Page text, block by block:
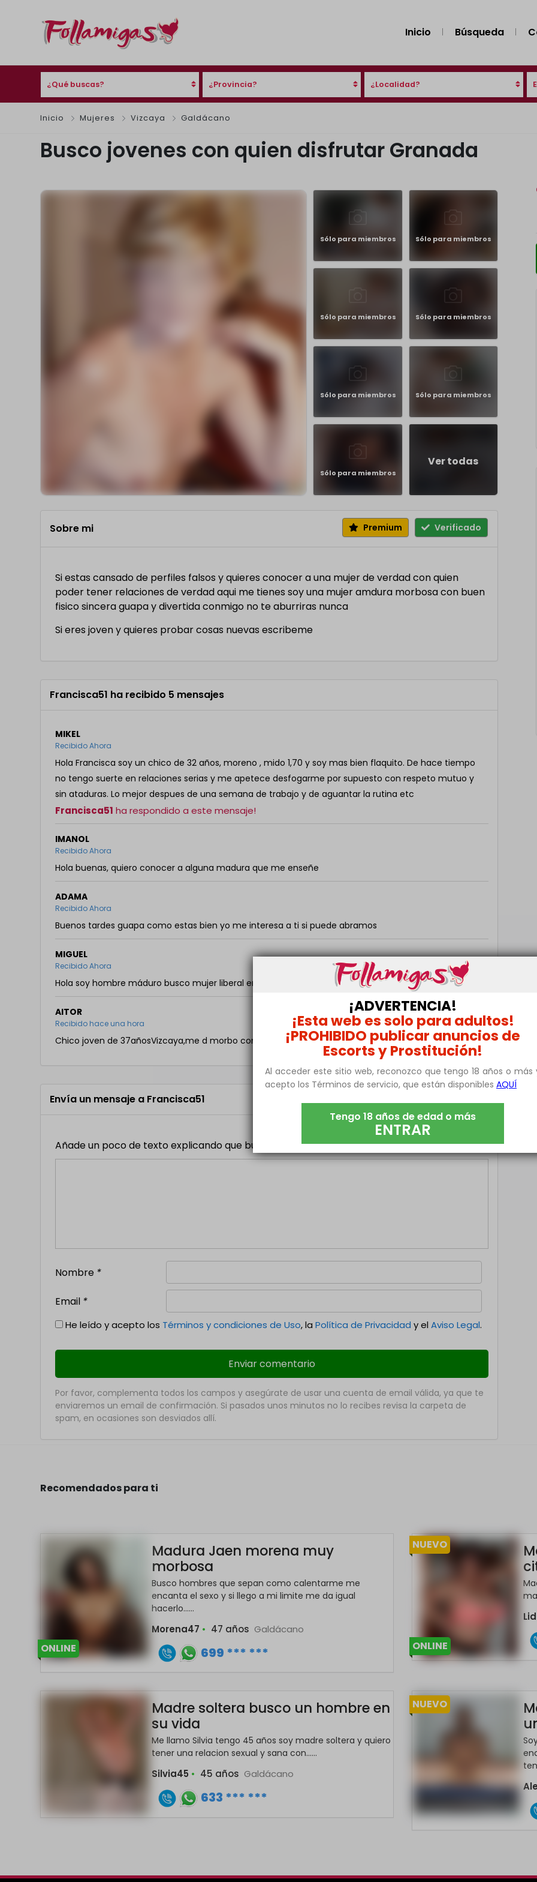
Inicio Búsqueda
¿Qué buscas? ¿Provincia? ¿Localidad?
Inicio Mujeres Vizcaya Galdácano
Busco jovenes con quien disfrutar Granada
Sólo para miembros Sólo para miembros
Sólo para miembros Sólo para miembros
Sólo para miembros Sólo para miembros
Sólo para miembros
Ver todas
Sobre mi Premium Verificado
Si estas cansado de perfiles falsos y quieres conocer a una mujer de verdad con quien
poder tener relaciones de verdad aqui me tienes soy una mujer amdura morbosa con buen
fisico sincera guapa y divertida conmigo no te aburriras nunca
Si eres joven y quieres probar cosas nuevas escribeme
Francisca51 ha recibido 5 mensajes
MIKEL
Recibido Ahora
Hola Francisca soy un chico de 32 años, moreno , mido 1,70 y soy mas bien flaquito. De hace tiempo
no tengo suerte en relaciones serias y me apetece desfogarme por supuesto con respeto mutuo y
sin ataduras. Lo mejor despues de una semana de trabajo y de aguantar la rutina etc
Francisca51 ha respondido a este mensaje!
IMANOL
Recibido Ahora
Hola buenas, quiero conocer a alguna madura que me enseñe
ADAMA
Recibido Ahora
Buenos tardes guapa como estas bien yo me interesa a ti si puede abramos
MIGUEL
Recibido Ahora
Hola soy hombre máduro busco mujer liberal en Vizcaya para ser amantes y amigos wps
AITOR
Recibido hace una hora
Chico joven de 37añosVizcaya,me d morbo conocer a una persona mayor y disfrutar mutuamente
Envía un mensaje a Francisca51
Añade un poco de texto explicando que buscas, tu ciudad, etc...
Nombre *
Email *
He leído y acepto los Términos y condiciones de Uso, laPolítica de Privacidad y elAviso Legal.
Por favor, complementa todos los campos y asegúrate de usar una cuenta de email válida, ya que te
enviaremos un email de confirmación. Si pasados unos minutos no lo recibes revisa la carpeta de
spam, en ocasiones son desviados allí.
Recomendados para ti
ONLINE
Madura Jaen morena muy
morbosa
Busco hombres que sepan como calentarme me
encanta el sexo y si llego a mi limite me da igual
hacerlo......
Morena47 • 47 años Galdácano
699 *** ***
NUEVO
ONLINE
Madre soltera busco un hombre en
su vida
Me llamo Silvia tengo 45 años soy madre soltera y quiero
tener una relacion sexual y sana con......
Silvia45 • 45 años Galdácano
633 *** ***
NUEVO
¡ADVERTENCIA!
¡Esta web es solo para adultos!
¡PROHIBIDO publicar anuncios de
Escorts y Prostitución!
Al acceder este sitio web, reconozco que tengo 18 años o más
acepto los Términos de servicio, que están disponibles AQUÍ
Tengo 18 años de edad o más
ENTRAR